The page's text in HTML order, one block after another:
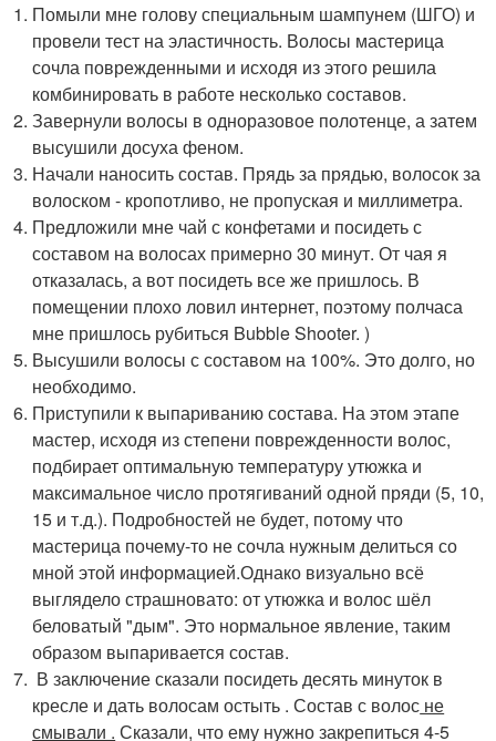
Помыли мне голову специальным шампунем (ШГО) и
провели тест на эластичность. Волосы мастерица
сочла поврежденными и исходя из этого решила
комбинировать в работе несколько составов.
Завернули волосы в одноразовое полотенце, а затем
высушили досуха феном.
Начали наносить состав. Прядь за прядью, волосок за
волоском - кропотливо, не пропуская и миллиметра.
Предложили мне чай с конфетами и посидеть с
составом на волосах примерно 30 минут. От чая я
отказалась, а вот посидеть все же пришлось. В
помещении плохо ловил интернет, поэтому полчаса
мне пришлось рубиться Bubble Shooter. )
Высушили волосы с составом на 100%. Это долго, но
необходимо.
Приступили к выпариванию состава. На этом этапе
мастер, исходя из степени поврежденности волос,
подбирает оптимальную температуру утюжка и
максимальное число протягиваний одной пряди (5, 10,
15 и т.д.). Подробностей не будет, потому что
мастерица почему-то не сочла нужным делиться со
мной этой информацией.Однако визуально всё
выглядело страшновато: от утюжка и волос шёл
беловатый "дым". Это нормальное явление, таким
образом выпаривается состав.
В заключение сказали посидеть десять минуток в
кресле и дать волосам остыть . Состав с волос не
смывали . Сказали, что ему нужно закрепиться 4-5